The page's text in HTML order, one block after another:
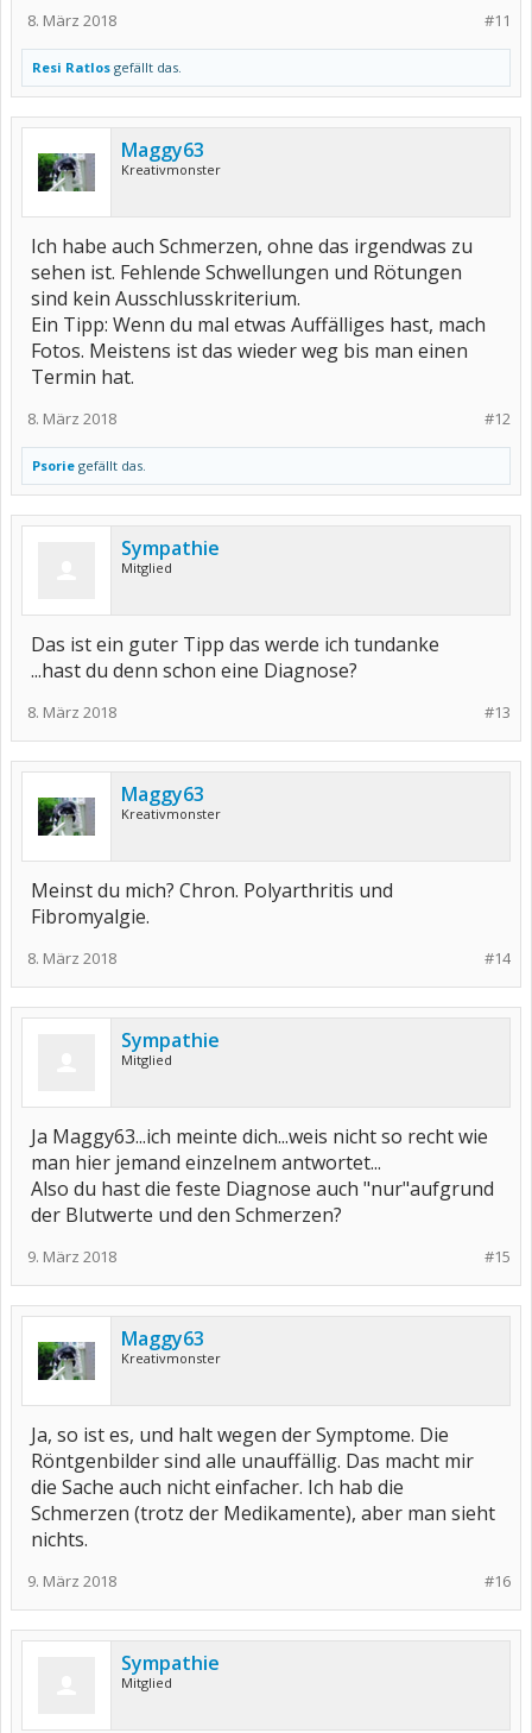
#11
8. März 2018
Resi Ratlos gefällt das.
Maggy63
Kreativmonster
Ich habe auch Schmerzen, ohne das irgendwas zu
sehen ist. Fehlende Schwellungen und Rötungen
sind kein Ausschlusskriterium.
Ein Tipp: Wenn du mal etwas Auffälliges hast, mach
Fotos. Meistens ist das wieder weg bis man einen
Termin hat.
#12
8. März 2018
Psorie gefällt das.
Sympathie
Mitglied
Das ist ein guter Tipp das werde ich tundanke
...hast du denn schon eine Diagnose?
#13
8. März 2018
Maggy63
Kreativmonster
Meinst du mich? Chron. Polyarthritis und
Fibromyalgie.
#14
8. März 2018
Sympathie
Mitglied
Ja Maggy63...ich meinte dich...weis nicht so recht wie
man hier jemand einzelnem antwortet...
Also du hast die feste Diagnose auch "nur"aufgrund
der Blutwerte und den Schmerzen?
#15
9. März 2018
Maggy63
Kreativmonster
Ja, so ist es, und halt wegen der Symptome. Die
Röntgenbilder sind alle unauffällig. Das macht mir
die Sache auch nicht einfacher. Ich hab die
Schmerzen (trotz der Medikamente), aber man sieht
nichts.
#16
9. März 2018
Sympathie
Mitglied